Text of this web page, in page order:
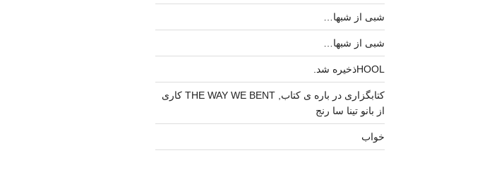
شبی از شبها…
شبی از شبها…
HOOLذخیره شد.
کتابگزاری در باره ی کتاب, THE WAY WE BENT کاری
از بانو تینا سا رنج
خواب